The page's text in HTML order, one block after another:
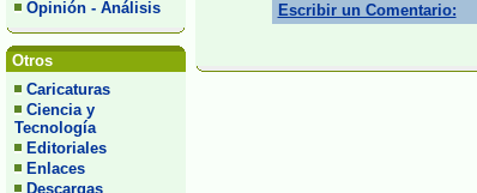
Opinión - Análisis
Otros
Caricaturas
Ciencia y
Tecnología
Editoriales
Enlaces
Descargas
Escribir un Comentario: